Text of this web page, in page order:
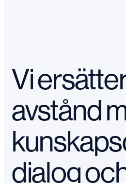
Vi
avstånd
dialog